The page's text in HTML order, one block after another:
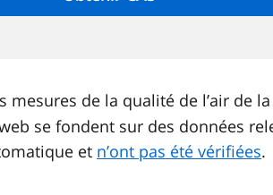
mesures de la qualité de l’air de la
se fondent sur des données
et n’ont pas été vérifiées.